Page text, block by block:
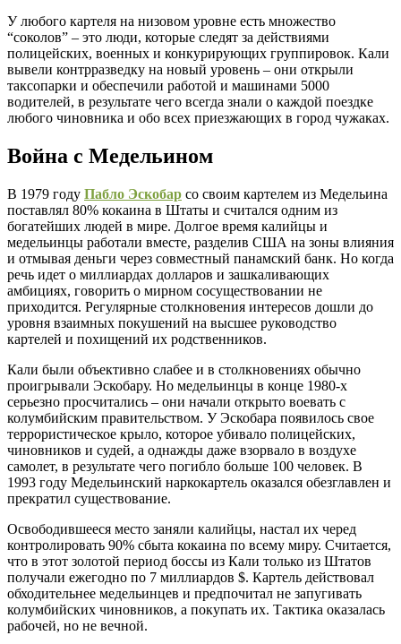
У любого картеля на низовом уровне есть множество
“соколов” – это люди, которые следят за действиями
полицейских, военных и конкурирующих группировок. Кали
вывели контрразведку на новый уровень – они открыли
таксопарки и обеспечили работой и машинами 5000
водителей, в результате чего всегда знали о каждой поездке
любого чиновника и обо всех приезжающих в город чужаках.
Война с Медельином
В 1979 году Пабло Эскобар со своим картелем из Медельина
поставлял 80% кокаина в Штаты и считался одним из
богатейших людей в мире. Долгое время калийцы и
медельинцы работали вместе, разделив США на зоны влияния
и отмывая деньги через совместный панамский банк. Но когда
речь идет о миллиардах долларов и зашкаливающих
амбициях, говорить о мирном сосуществовании не
приходится. Регулярные столкновения интересов дошли до
уровня взаимных покушений на высшее руководство
картелей и похищений их родственников.
Кали были объективно слабее и в столкновениях обычно
проигрывали Эскобару. Но медельинцы в конце 1980-х
серьезно просчитались – они начали открыто воевать с
колумбийским правительством. У Эскобара появилось свое
террористическое крыло, которое убивало полицейских,
чиновников и судей, а однажды даже взорвало в воздухе
самолет, в результате чего погибло больше 100 человек. В
1993 году Медельинский наркокартель оказался обезглавлен и
прекратил существование.
Освободившееся место заняли калийцы, настал их черед
контролировать 90% сбыта кокаина по всему миру. Считается,
что в этот золотой период боссы из Кали только из Штатов
получали ежегодно по 7 миллиардов $. Картель действовал
обходительнее медельинцев и предпочитал не запугивать
колумбийских чиновников, а покупать их. Тактика оказалась
рабочей, но не вечной.